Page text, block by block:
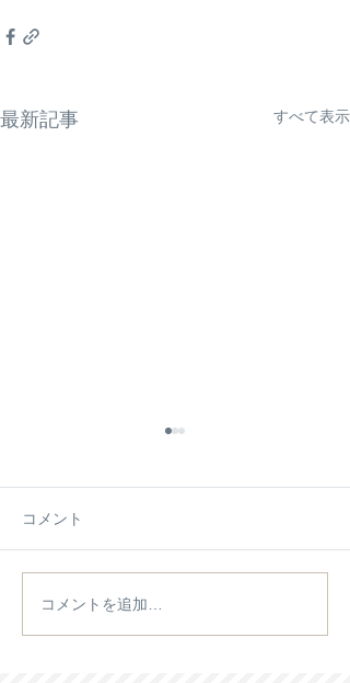
最新記事 すべて表示
施工例【施工物件】をア
ップしました
コメント
コメントを追加…